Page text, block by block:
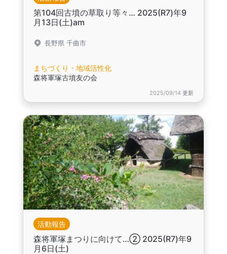
第104回古墳の草取り等々… 2025(R7)年9
月13日(土)am
長野県 千曲市
まちづくり・地域活性化
森将軍塚古墳友の会
2025/09/14 更新
活動報告
森将軍塚まつりに向けて…② 2025(R7)年9
月6日(土)